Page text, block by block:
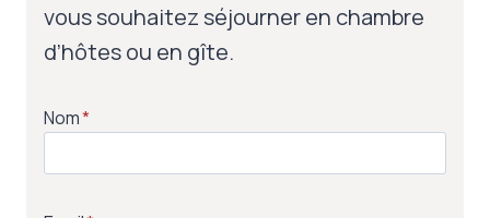
vous souhaitez séjourner en chambre
d’hôtes ou en gîte.
Nom*